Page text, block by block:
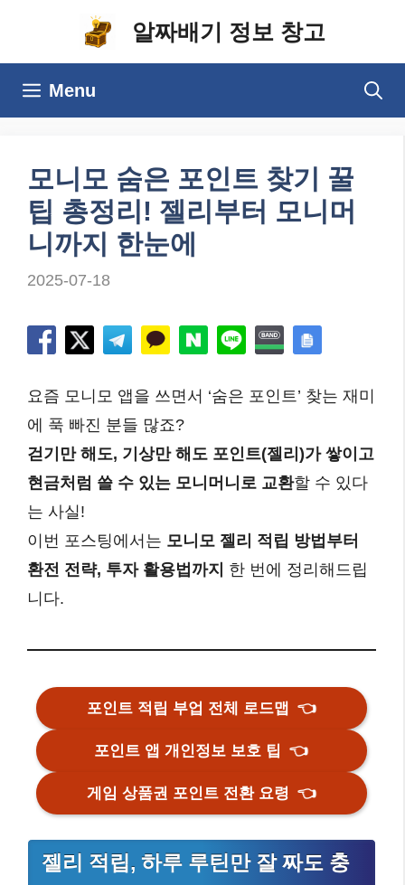
알짜배기 정보 창고
Menu
모니모 숨은 포인트 찾기 꿀
팁 총정리! 젤리부터 모니머
니까지 한눈에
2025-07-18
요즘 모니모 앱을 쓰면서 ‘숨은 포인트’ 찾는 재미
에 푹 빠진 분들 많죠?
걷기만 해도, 기상만 해도 포인트(젤리)가 쌓이고
현금처럼 쓸 수 있는 모니머니로 교환할 수 있다
는 사실!
이번 포스팅에서는 모니모 젤리 적립 방법부터
환전 전략, 투자 활용법까지 한 번에 정리해드립
니다.
포인트 적립 부업 전체 로드맵👈
포인트 앱 개인정보 보호 팁👈
게임 상품권 포인트 전환 요령👈
젤리 적립, 하루 루틴만 잘 짜도 충